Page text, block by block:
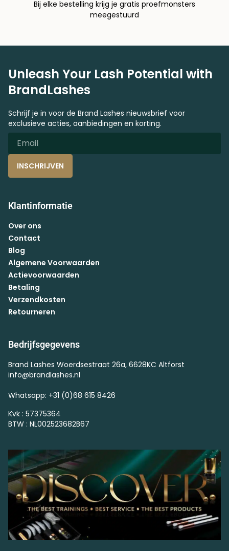
Bij elke bestelling krijg je gratis proefmonsters
meegestuurd
Unleash Your Lash Potential with
BrandLashes
Schrijf je in voor de Brand Lashes nieuwsbrief voor
exclusieve acties, aanbiedingen en korting.
INSCHRIJVEN
Klantinformatie
Over ons
Contact
Blog
Algemene Voorwaarden
Actievoorwaarden
Betaling
Verzendkosten
Retourneren
Bedrijfsgegevens
Brand Lashes Woerdsestraat 26a, 6628KC Altforst
info@brandlashes.nl
Whatsapp: +31 (0)68 615 8426
Kvk : 57375364
BTW : NL002523682B67